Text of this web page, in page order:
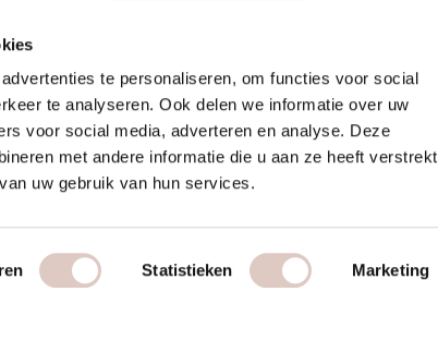
te personaliseren, om functies voor social
te analyseren. Ook delen we informatie over uw
voor social media, adverteren en analyse. Deze
met andere informatie die u aan ze heeft verstrekt
uw gebruik van hun services.
Statistieken Marketing